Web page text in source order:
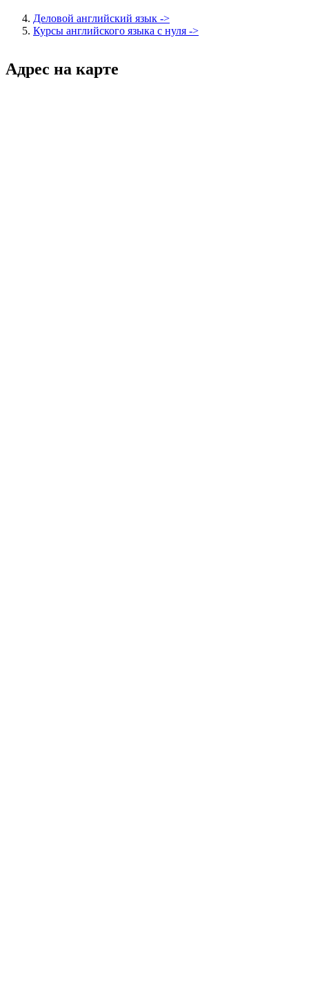
Деловой английский язык ->
Курсы английского языка с нуля ->
Адрес на карте